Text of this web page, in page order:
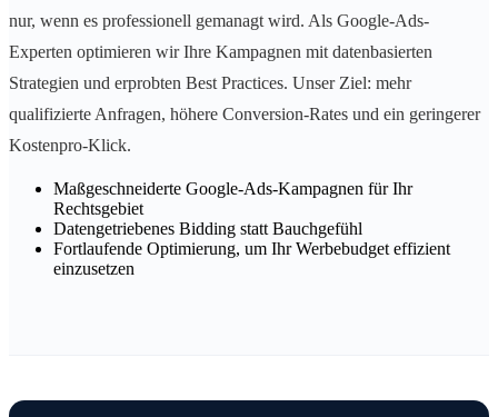
nur, wenn es professionell gemanagt wird. Als Google-Ads-
Experten optimieren wir Ihre Kampagnen mit datenbasierten
Strategien und erprobten Best Practices. Unser Ziel: mehr
qualifizierte Anfragen, höhere Conversion-Rates und ein geringerer
Kostenpro-Klick.
Maßgeschneiderte Google-Ads-Kampagnen für Ihr
Rechtsgebiet
Datengetriebenes Bidding statt Bauchgefühl
Fortlaufende Optimierung, um Ihr Werbebudget effizient
einzusetzen